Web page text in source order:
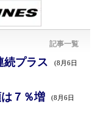
記事一覧
続プラス (8月6日
７％増 (8月6日